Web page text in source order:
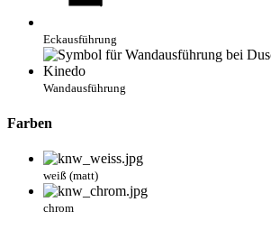
Eckausführung
Wandausführung
Farben
weiß (matt)
chrom